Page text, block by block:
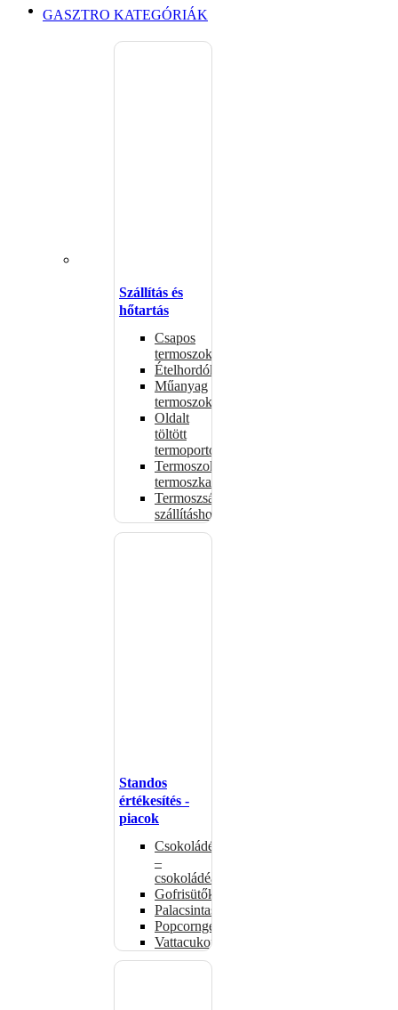
GASZTRO KATEGÓRIÁK
Szállítás és
hőtartás
Csapos
termoszok
Ételhordók
Műanyag
termoszok
Oldalt
töltött
termoportok
Termoszok,
termoszkannák
Termoszsákok
szállításhoz
Standos
értékesítés -
piacok
Csokoládémelegítők
–
csokoládéadagolók
Gofrisütők
Palacsintasütők
Popcorngépek
Vattacukorgép